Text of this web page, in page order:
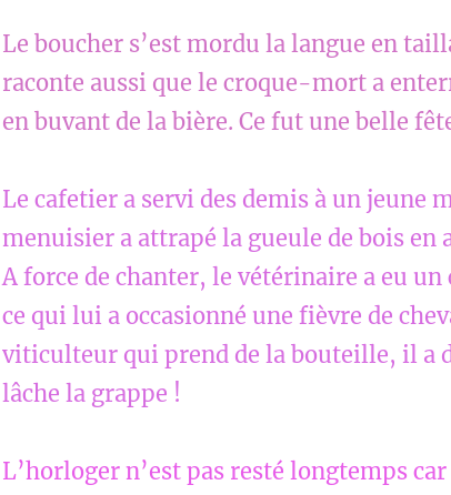
Le boucher s’est mordu la langue en
raconte aussi que le croque-mort a
en buvant de la bière. Ce fut une belle
Le cafetier a servi des demis à un jeune
menuisier a attrapé la gueule de bois en
A force de chanter, le vétérinaire a eu un
ce qui lui a occasionné une fièvre de
viticulteur qui prend de la bouteille, il a
lâche la grappe !
L’horloger n’est pas resté longtemps